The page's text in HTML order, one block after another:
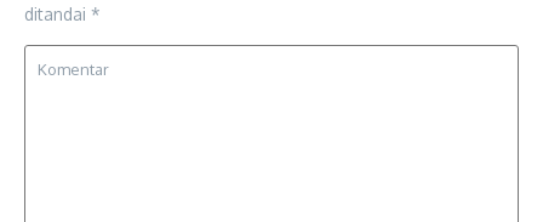
ditandai *